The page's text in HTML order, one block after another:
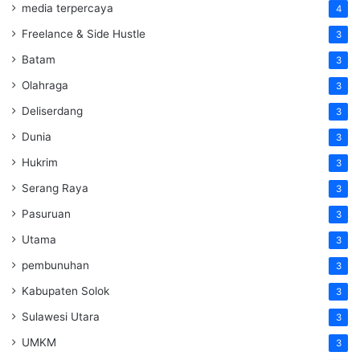
media terpercaya 4
Freelance & Side Hustle 3
Batam 3
Olahraga 3
Deliserdang 3
Dunia 3
Hukrim 3
Serang Raya 3
Pasuruan 3
Utama 3
pembunuhan 3
Kabupaten Solok 3
Sulawesi Utara 3
UMKM 3